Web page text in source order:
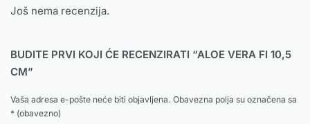
Još nema recenzija.
BUDITE PRVI KOJI ĆE RECENZIRATI “ALOE VERA FI 10,5
CM”
Vaša adresa e-pošte neće biti objavljena. Obavezna polja su označena sa
* (obavezno)